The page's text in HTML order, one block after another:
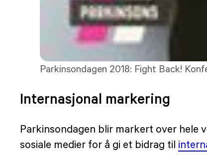
Parkinsondagen 2018: Fight Back!
Internasjonal markering
Parkinsondagen blir markert over hele
sosiale medier for å gi et bidrag til